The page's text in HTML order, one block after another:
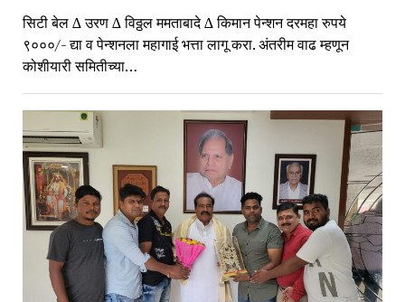
सिटी बेल ∆ उरण ∆ विठ्ठल ममताबादे ∆ किमान पेन्शन दरमहा रुपये
९०००/- द्या व पेन्शनला महागाई भत्ता लागू करा. अंतरीम वाढ म्हणून
कोशीयारी समितीच्या…